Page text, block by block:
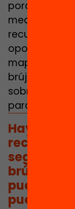
porque ya
medios.
recursos de
mapa. El
brújula tiene
sobre quién
para hacer
Hay que
recursos
segundas
brújula
puede
puede